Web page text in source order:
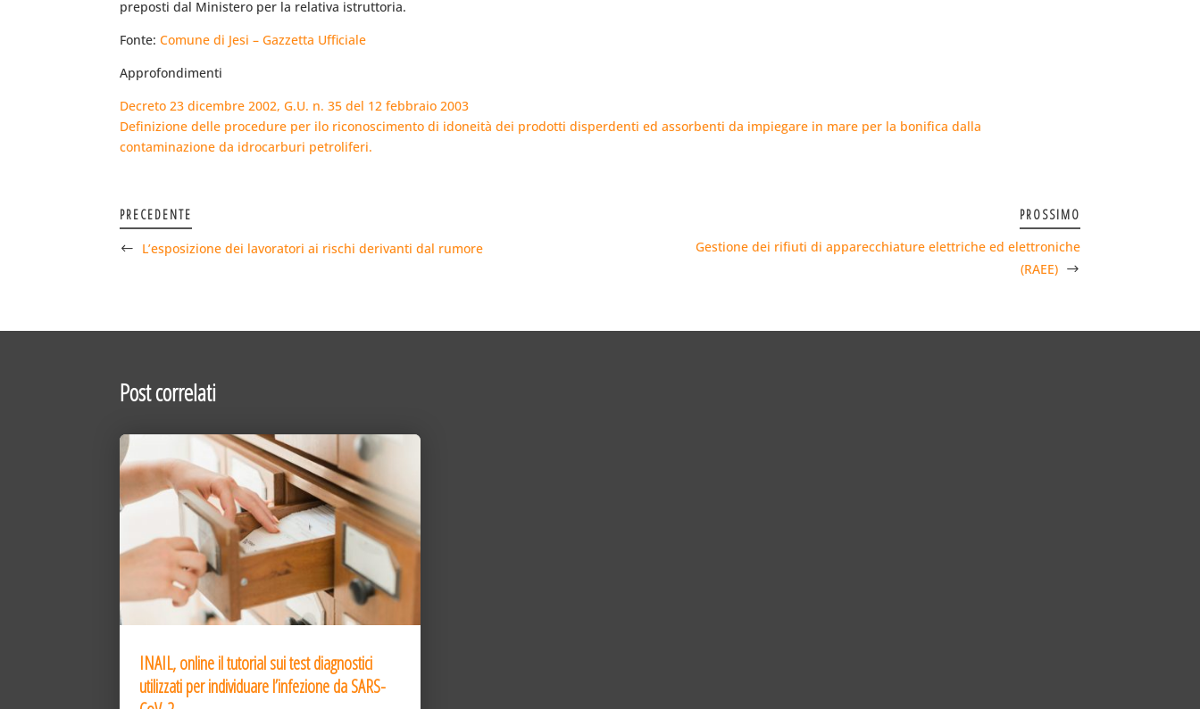
preposti dal Ministero per la relativa istruttoria.
Fonte:Comune di Jesi – Gazzetta Ufficiale
Approfondimenti
Decreto 23 dicembre 2002, G.U. n. 35 del 12 febbraio 2003
Definizione delle procedure per ilo riconoscimento di idoneità dei prodotti disperdenti ed assorbenti da impiegare in mare per la bonifica dalla
contaminazione da idrocarburi petroliferi.
PRECEDENTE
L’esposizione dei lavoratori ai rischi derivanti dal rumore
PROSSIMO
Gestione dei rifiuti di apparecchiature elettriche ed elettroniche
(RAEE)
Post correlati
INAIL, online il tutorial sui test diagnostici
utilizzati per individuare l’infezione da SARS-